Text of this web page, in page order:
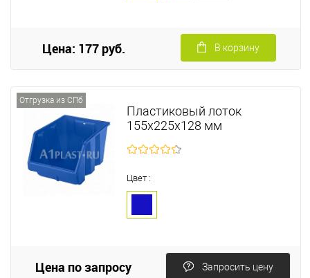
Цена: 177 руб. В корзину
Отгрузка из СПб
Пластиковый лоток
155х225х128 мм
Цвет :
Цена по запросу Запросить цену